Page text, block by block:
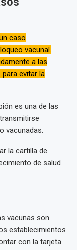
caso
vacunal.
a las
para evitar la
es una de las
vacunadas.
la cartilla de
de salud
vacunas son
establecimientos
con la tarjeta